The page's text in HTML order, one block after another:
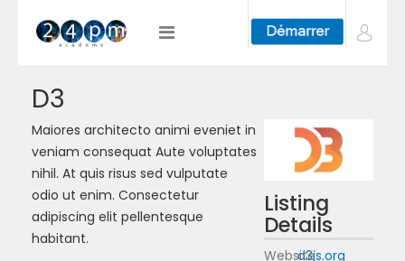
D3
Maiores architecto animi eveniet in
veniam consequat Aute voluptates
nihil. At quis risus sed vulputate
odio ut enim. Consectetur
adipiscing elit pellentesque
habitant.
Listing
Details
Websited3js.org